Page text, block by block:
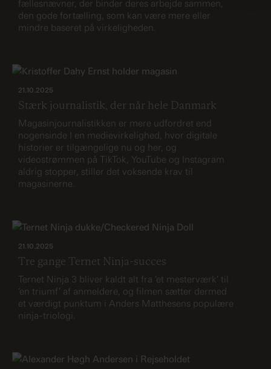
fællesnævner, der binder deres arbejde sammen,
den gode fortælling, som kan være mere eller
mindre baseret på virkeligheden.
21.10.2025
Stærk journalistik, der når hele Danmark
Magasinjournalistikken er mere udfordret end
nogensinde I en medievirkelighed, hvor digitale
historier er tilgængelige nu og her, og
videostrømmen på TikTok, YouTube og Instagram
aldrig stopper, stiller det voksende krav til
magasinerne.
21.10.2025
Tre gange Ternet Ninja-succes
Ternet Ninja 3 bliver kaldt alt fra ‘et mesterværk’ til
‘en triumf’ af anmeldere, og filmen sætter dermed
et værdigt punktum i Anders Matthesens populære
ninja-triologi.